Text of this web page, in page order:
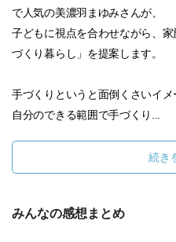
で人気の美濃羽まゆみさんが、
子どもに視点を合わせながら、
づくり暮らし」を提案します。
手づくりというと面倒くさいイメ
自分のできる範囲で手づくり...
続き
みんなの感想まとめ